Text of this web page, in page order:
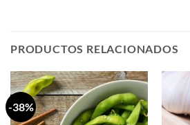
PRODUCTOS RELACIONADOS
-38%